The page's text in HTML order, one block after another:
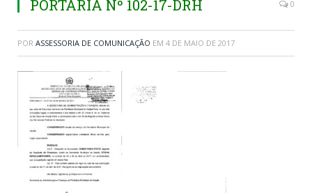
PORTARIA Nº 102-17-DRH 0
POR ASSESSORIA DE COMUNICAÇÃO EM 4 DE MAIO DE 2017